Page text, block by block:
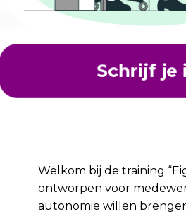
Schrijf je
Welkom bij de training
ontworpen voor
autonomie willen